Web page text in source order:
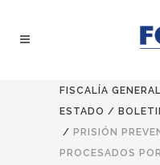
FISCALÍA
ESTADO /
/ PRISIÓN
PROCESADOS